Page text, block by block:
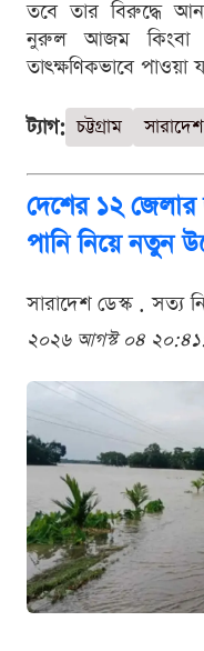
তবে তার বিরুদ্ধে
নুরুল আজম কিংবা
তাৎক্ষণিকভাবে পাওয়া
ট্যাগ: চট্টগ্রাম সারাদেশ
দেশের ১২
পানি নিয়ে নতুন
সারাদেশ ডেস্ক . সত্য
২০২৬ আগস্ট ০৪